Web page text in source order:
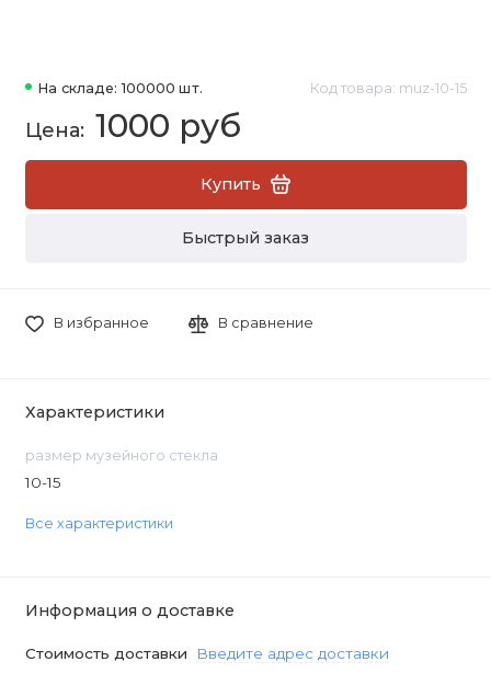
На складе: 100000 шт. Код товара: muz-10-15
1000 руб
Купить
Быстрый заказ
В избранное В сравнение
Характеристики
размер музейного стекла
10-15
Все характеристики
Информация о доставке
Стоимость доставки Введите адрес доставки